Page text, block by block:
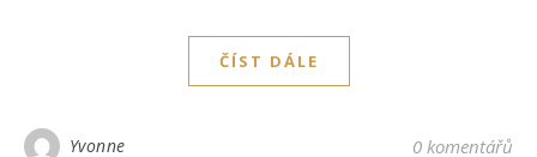
ČÍST DÁLE
Yvonne 0 komentářů